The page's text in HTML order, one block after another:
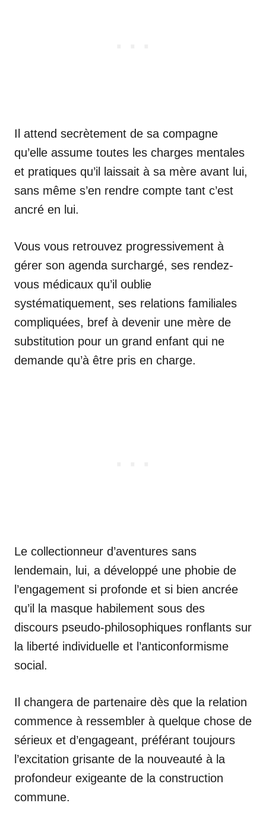
Il attend secrètement de sa compagne
qu’elle assume toutes les charges mentales
et pratiques qu’il laissait à sa mère avant lui,
sans même s’en rendre compte tant c’est
ancré en lui.
Vous vous retrouvez progressivement à
gérer son agenda surchargé, ses rendez-
vous médicaux qu’il oublie
systématiquement, ses relations familiales
compliquées, bref à devenir une mère de
substitution pour un grand enfant qui ne
demande qu’à être pris en charge.
Le collectionneur d’aventures sans
lendemain, lui, a développé une phobie de
l’engagement si profonde et si bien ancrée
qu’il la masque habilement sous des
discours pseudo-philosophiques ronflants sur
la liberté individuelle et l’anticonformisme
social.
Il changera de partenaire dès que la relation
commence à ressembler à quelque chose de
sérieux et d’engageant, préférant toujours
l’excitation grisante de la nouveauté à la
profondeur exigeante de la construction
commune.